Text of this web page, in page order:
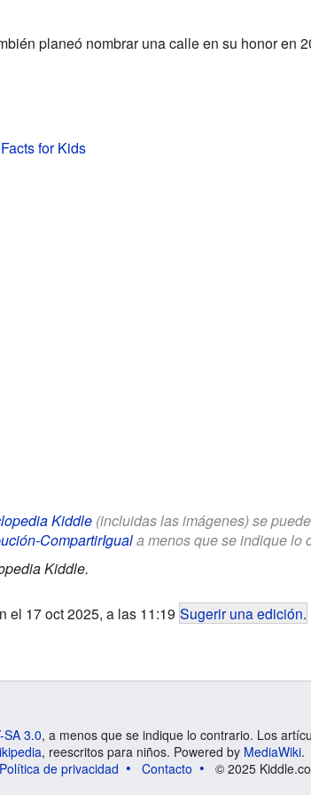
planeó nombrar una calle en su honor en
for Kids
Kiddle(incluidas las imágenes) se
CompartirIguala menos que se indique lo
Kiddle.
el 17 oct 2025, a las 11:19 Sugerir una edición.
SA 3.0, a menos que se indique lo contrario. Los
, reescritos para niños. Powered by MediaWiki.
Política de privacidad Contacto © 2025 Kiddle.co